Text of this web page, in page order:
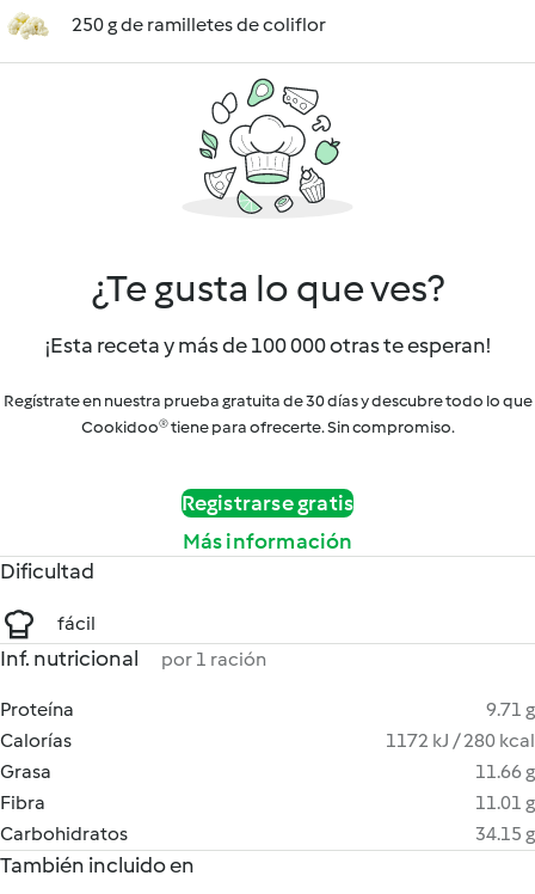
250 g de ramilletes de coliflor
¿Te gusta lo que ves?
¡Esta receta y más de 100 000 otras te esperan!
Regístrate en nuestra prueba gratuita de 30 días y descubre todo lo que
Cookidoo® tiene para ofrecerte. Sin compromiso.
Registrarse gratis
Más información
Dificultad
fácil
Inf. nutricional por 1 ración
Proteína
9.71 g
Calorías
1172 kJ / 280 kcal
Grasa
11.66 g
Fibra
11.01 g
Carbohidratos
34.15 g
También incluido en